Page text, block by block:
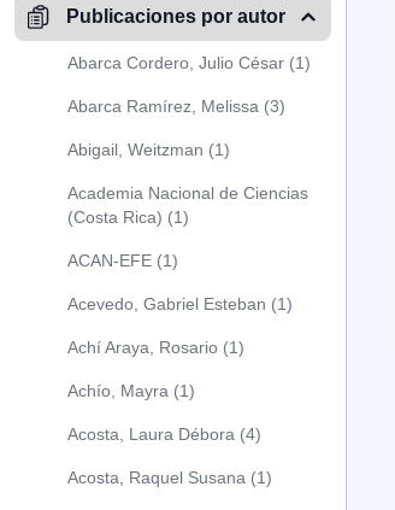
Publicaciones por autor
Abarca Cordero, Julio César (1)
Abarca Ramírez, Melissa (3)
Abigail, Weitzman (1)
Academia Nacional de Ciencias
(Costa Rica) (1)
ACAN-EFE (1)
Acevedo, Gabriel Esteban (1)
Achí Araya, Rosario (1)
Achío, Mayra (1)
Acosta, Laura Débora (4)
Acosta, Raquel Susana (1)